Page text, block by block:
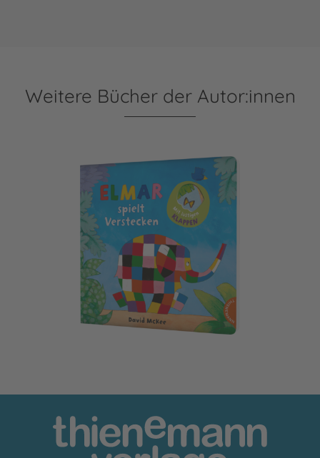
Weitere Bücher der Autor:innen
Elmar: Elmar spielt Verstecken